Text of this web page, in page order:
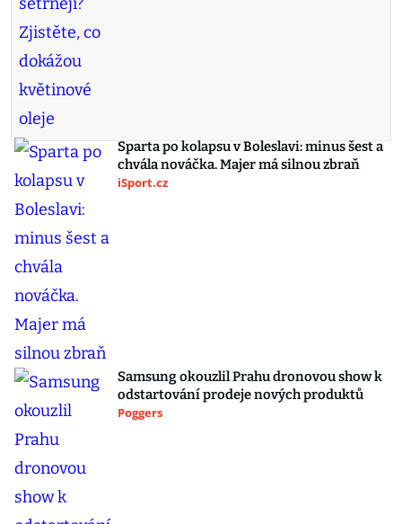
Sparta po kolapsu v Boleslavi: minus šest a
chvála nováčka. Majer má silnou zbraň
iSport.cz
Samsung okouzlil Prahu dronovou show k
odstartování prodeje nových produktů
Poggers